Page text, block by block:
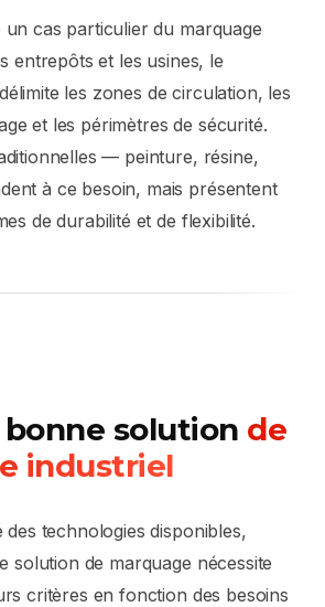
cas particulier du marquage
entrepôts et les usines, le
les zones de circulation, les
et les périmètres de sécurité.
— peinture, résine,
à ce besoin, mais présentent
de durabilité et de flexibilité.
bonne solution de
industriel
des technologies disponibles,
solution de marquage nécessite
critères en fonction des besoins